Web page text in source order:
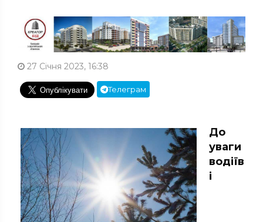
27 Січня 2023, 16:38
Телеграм
До
уваги
водіїв
і